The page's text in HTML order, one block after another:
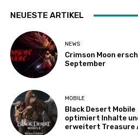
NEUESTE ARTIKEL
NEWS
Crimson Moon
September
MOBILE
Black Desert Mobile
optimiert Inhalte
erweitert Treasure